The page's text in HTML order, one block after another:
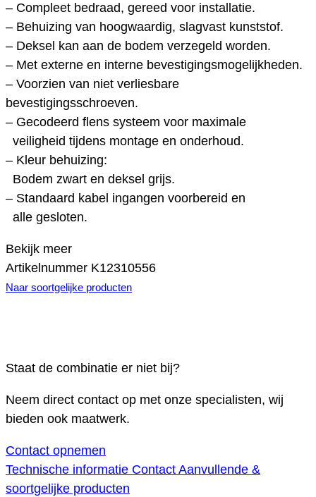
– Compleet bedraad, gereed voor installatie.
– Behuizing van hoogwaardig, slagvast kunststof.
– Deksel kan aan de bodem verzegeld worden.
– Met externe en interne bevestigingsmogelijkheden.
– Voorzien van niet verliesbare
bevestigingsschroeven.
– Gecodeerd flens systeem voor maximale
veiligheid tijdens montage en onderhoud.
– Kleur behuizing:
Bodem zwart en deksel grijs.
– Standaard kabel ingangen voorbereid en
alle gesloten.
Bekijk meer
Artikelnummer K12310556
Naar soortgelijke producten
Staat de combinatie er niet bij?
Neem direct contact op met onze specialisten, wij
bieden ook maatwerk.
Contact opnemen
Technische informatie Contact Aanvullende &
soortgelijke producten